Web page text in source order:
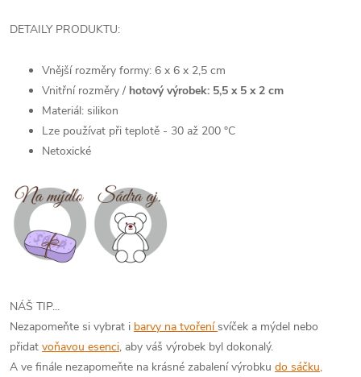
DETAILY PRODUKTU:
Vnější rozměry formy: 6 x 6 x 2,5 cm
Vnitřní rozměry / hotový výrobek: 5,5 x 5 x 2 cm
Materiál: silikon
Lze používat při teplotě - 30 až 200 °C
Netoxické
NÁŠ TIP...
Nezapomeňte si vybrat i barvy na tvoření svíček a mýdel nebo
přidat voňavou esenci, aby váš výrobek byl dokonalý.
A ve finále nezapomeňte na krásné zabalení výrobku do sáčku,